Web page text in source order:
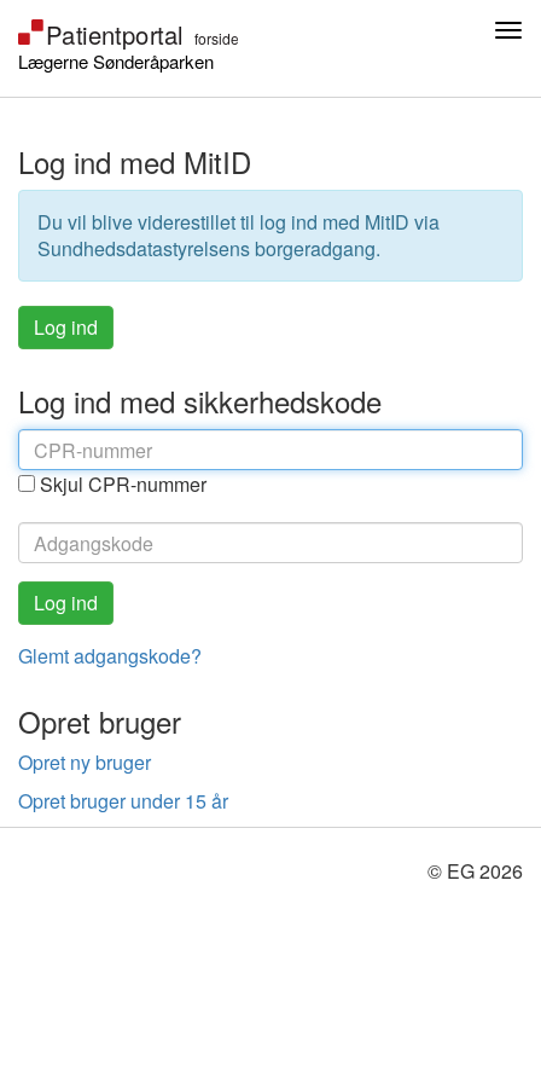
Lægerne Sønderåparken
Log ind med MitID
Du vil blive viderestillet til log ind med MitID via
Sundhedsdatastyrelsens borgeradgang.
Log ind med sikkerhedskode
Skjul CPR-nummer
Glemt adgangskode?
Opret bruger
Opret ny bruger
Opret bruger under 15 år
© EG 2026